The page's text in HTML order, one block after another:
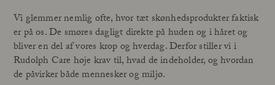
Vi glemmer nemlig ofte, hvor tæt skønhedsprodukter faktisk
er på os. De smøres dagligt direkte på huden og i håret og
bliver en del af vores krop og hverdag. Derfor stiller vi i
Rudolph Care høje krav til, hvad de indeholder, og hvordan
de påvirker både mennesker og miljø.